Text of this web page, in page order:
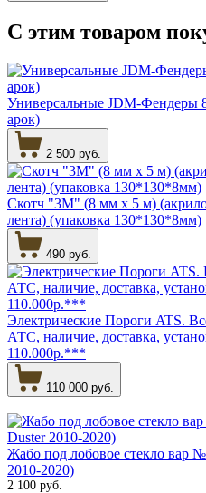
С этим товаром
Универсальные JDM-Фендеры
арок)
2 500 руб.
Скотч "3М" (8 мм х 5 м)
лента) (упаковка 130*130*8мм)
490 руб.
Электрические Пороги ATS.
АТС, наличие, доставка,
110.000р.***
110 000 руб.
Жабо под лобовое стекло вар
2010-2020)
2 100 руб.